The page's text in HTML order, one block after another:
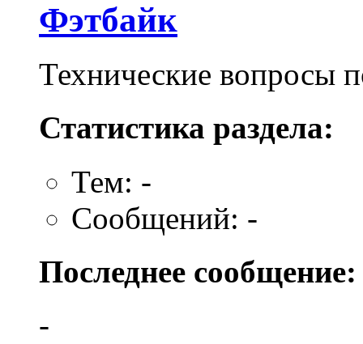
Фэтбайк
Технические вопросы
Статистика раздела:
Тем: -
Сообщений: -
Последнее сообщение:
-